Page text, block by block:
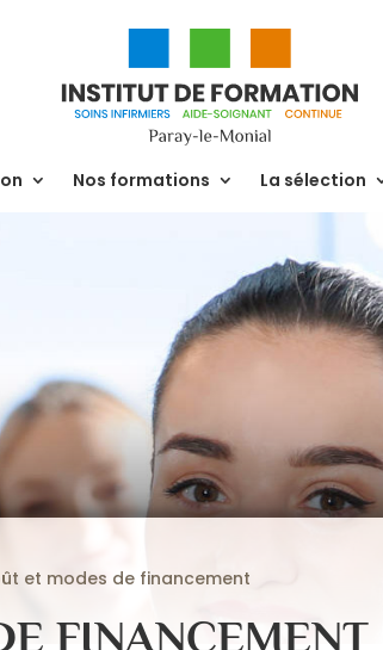
Nos formations La sélection
et modes de financement
FINANCEMENT